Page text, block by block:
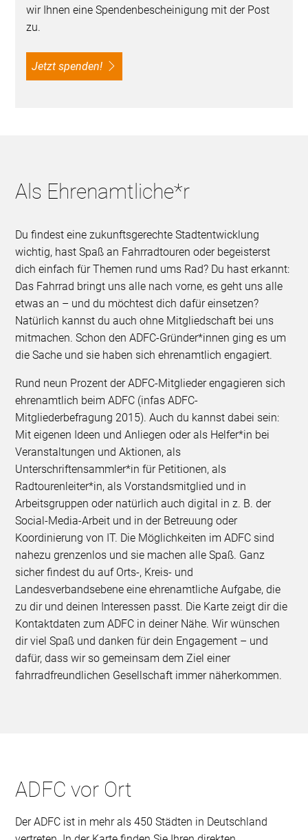
wir Ihnen eine Spendenbescheinigung mit der Post
zu.
Jetzt spenden!
Als Ehrenamtliche*r
Du findest eine zukunftsgerechte Stadtentwicklung
wichtig, hast Spaß an Fahrradtouren oder begeisterst
dich einfach für Themen rund ums Rad? Du hast erkannt:
Das Fahrrad bringt uns alle nach vorne, es geht uns alle
etwas an – und du möchtest dich dafür einsetzen?
Natürlich kannst du auch ohne Mitgliedschaft bei uns
mitmachen. Schon den ADFC-Gründer*innen ging es um
die Sache und sie haben sich ehrenamtlich engagiert.
Rund neun Prozent der ADFC-Mitglieder engagieren sich
ehrenamtlich beim ADFC (infas ADFC-
Mitgliederbefragung 2015). Auch du kannst dabei sein:
Mit eigenen Ideen und Anliegen oder als Helfer*in bei
Veranstaltungen und Aktionen, als
Unterschriftensammler*in für Petitionen, als
Radtourenleiter*in, als Vorstandsmitglied und in
Arbeitsgruppen oder natürlich auch digital in z. B. der
Social-Media-Arbeit und in der Betreuung oder
Koordinierung von IT. Die Möglichkeiten im ADFC sind
nahezu grenzenlos und sie machen alle Spaß. Ganz
sicher findest du auf Orts-, Kreis- und
Landesverbandsebene eine ehrenamtliche Aufgabe, die
zu dir und deinen Interessen passt. Die Karte zeigt dir die
Kontaktdaten zum ADFC in deiner Nähe. Wir wünschen
dir viel Spaß und danken für dein Engagement – und
dafür, dass wir so gemeinsam dem Ziel einer
fahrradfreundlichen Gesellschaft immer näherkommen.
ADFC vor Ort
Der ADFC ist in mehr als 450 Städten in Deutschland